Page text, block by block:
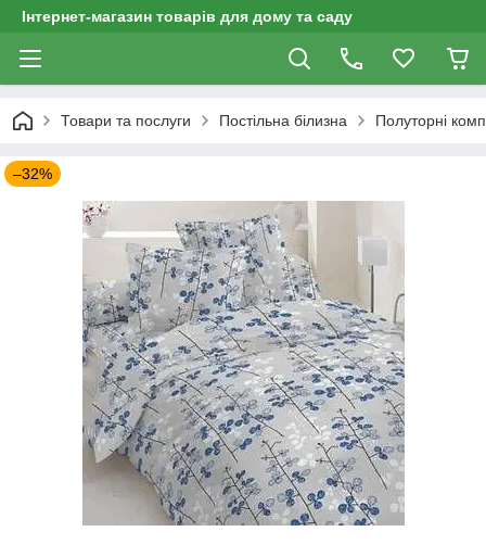
Інтернет-магазин товарів для дому та саду
Товари та послуги Постільна білизна Полуторні
–32%